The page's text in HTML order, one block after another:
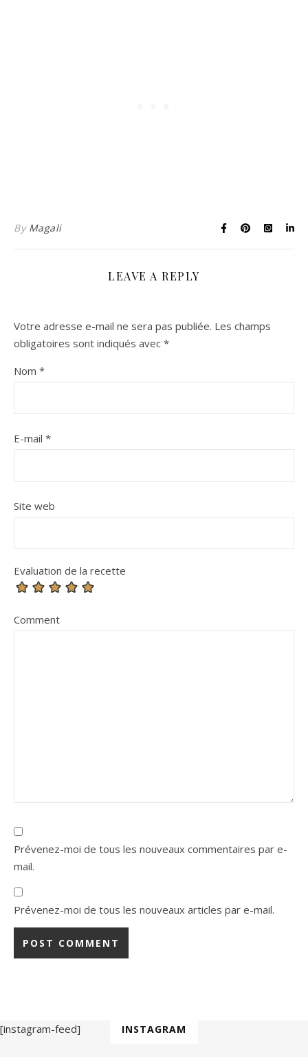
By Magali
LEAVE A REPLY
Votre adresse e-mail ne sera pas publiée. Les champs
obligatoires sont indiqués avec *
Nom *
E-mail *
Site web
Evaluation de la recette
Comment
Prévenez-moi de tous les nouveaux commentaires par e-
mail.
Prévenez-moi de tous les nouveaux articles par e-mail.
INSTAGRAM
[instagram-feed]